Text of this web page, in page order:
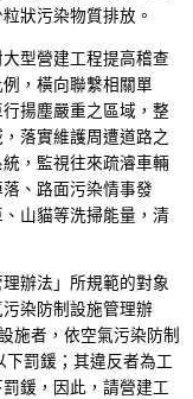
狀污染物質排放。
型營建工程提高稽查
，橫向聯繫相關單
揚塵嚴重之區域，整
落實維護周遭道路之
，監視往來疏濬車輛
、路面污染情事發
山貓等洗掃能量，清
辦法」所規範的對象
染防制設施管理辦
施者，依空氣污染防制
罰鍰；其違反者為工
鍰，因此，請營建工